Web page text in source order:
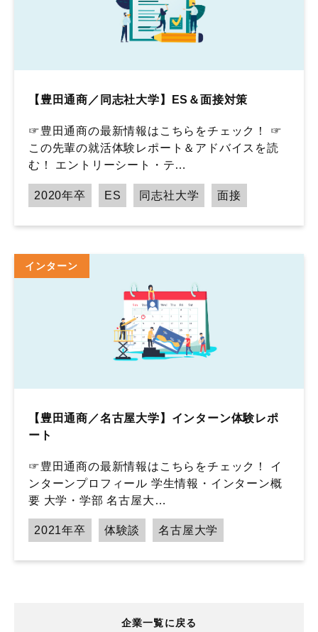
【豊田通商／同志社大学】ES＆面接対策
☞豊田通商の最新情報はこちらをチェック！ ☞
この先輩の就活体験レポート＆アドバイスを読
む！ エントリーシート・テ…
2020年卒 ES 同志社大学 面接
インターン
【豊田通商／名古屋大学】インターン体験レポ
ート
☞豊田通商の最新情報はこちらをチェック！ イ
ンターンプロフィール 学生情報・インターン概
要 大学・学部 名古屋大…
2021年卒 体験談 名古屋大学
企業一覧に戻る